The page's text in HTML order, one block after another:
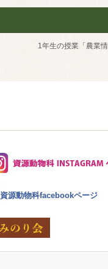
1年生の授業「農業
資源動物科facebookページ